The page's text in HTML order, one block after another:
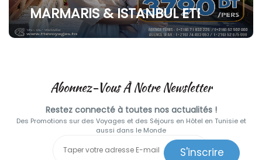
MARMARIS & ISTANBUL ETE 2026
Abonnez-Vous À Notre Newsletter
Restez connecté à toutes nos actualités !
Des Promotions sur des Voyages et des Séjours en Hôtel en Tunisie et
aussi dans le Monde
S'inscrire